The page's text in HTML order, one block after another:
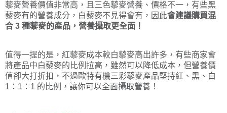
藜麥營養價值非常高，且三色藜麥營養、價格不一，有些黑
藜麥有的營養成分，白藜麥不見得會有，因此會建議購買混
合 3 種藜麥的產品，營養攝取更全面！
值得一提的是，紅藜麥成本較白藜麥高出許多，有些商家會
將產品中白藜麥的比例拉高，雖然可以降低成本，但營養價
值卻大打折扣，不過歐特有機三彩藜麥產品堅持紅、黑、白
1：1：1 的比例，讓你可以全面攝取營養！